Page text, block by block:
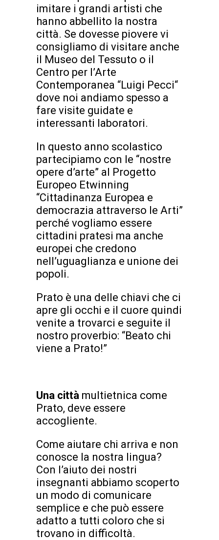
imitare i grandi artisti che
hanno abbellito la nostra
città. Se dovesse piovere vi
consigliamo di visitare anche
il Museo del Tessuto o il
Centro per l’Arte
Contemporanea “Luigi Pecci“
dove noi andiamo spesso a
fare visite guidate e
interessanti laboratori.
In questo anno scolastico
partecipiamo con le “nostre
opere d’arte” al Progetto
Europeo Etwinning
“Cittadinanza Europea e
democrazia attraverso le Arti”
perché vogliamo essere
cittadini pratesi ma anche
europei che credono
nell’uguaglianza e unione dei
popoli.
Prato è una delle chiavi che ci
apre gli occhi e il cuore quindi
venite a trovarci e seguite il
nostro proverbio: “Beato chi
viene a Prato!”
Una città multietnica come
Prato, deve essere
accogliente.
Come aiutare chi arriva e non
conosce la nostra lingua?
Con l’aiuto dei nostri
insegnanti abbiamo scoperto
un modo di comunicare
semplice e che può essere
adatto a tutti coloro che si
trovano in difficoltà.